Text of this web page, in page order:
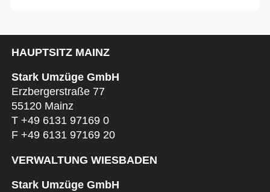
HAUPTSITZ MAINZ
Stark Umzüge GmbH
Erzbergerstraße 77
55120 Mainz
T +49 6131 97169 0
F +49 6131 97169 20
VERWALTUNG WIESBADEN
Stark Umzüge GmbH